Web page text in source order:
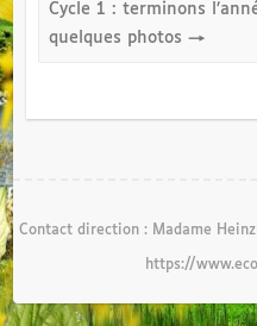
Cycle 1 : terminons
quelques photos →
Contact direction : Madame
https://